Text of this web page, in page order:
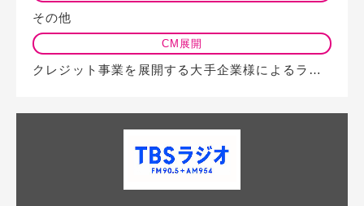
その他
CM展開
クレジット事業を展開する大手企業様によるラジオCMを利用した広告事例です。 …